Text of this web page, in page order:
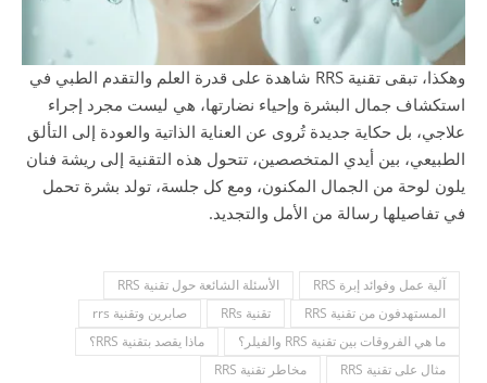
وهكذا، تبقى تقنية RRS شاهدة على قدرة العلم والتقدم الطبي في
استكشاف جمال البشرة وإحياء نضارتها، هي ليست مجرد إجراء
علاجي، بل حكاية جديدة تُروى عن العناية الذاتية والعودة إلى التألق
الطبيعي، بين أيدي المتخصصين، تتحول هذه التقنية إلى ريشة فنان
يلون لوحة من الجمال المكنون، ومع كل جلسة، تولد بشرة تحمل
في تفاصيلها رسالة من الأمل والتجديد.
آلية عمل وفوائد إبرة RRS
الأسئلة الشائعة حول تقنية RRS
المستهدفون من تقنية RRS
تقنية RRs
صابرين وتقنية rrs
ما هي الفروقات بين تقنية RRS والفيلر؟
ماذا يقصد بتقنية RRS؟
مثال على تقنية RRS
مخاطر تقنية RRS